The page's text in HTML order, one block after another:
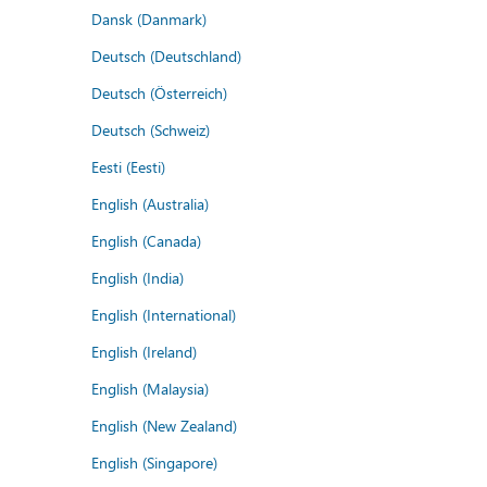
Dansk (Danmark)
Deutsch (Deutschland)
Deutsch (Österreich)
Deutsch (Schweiz)
Eesti (Eesti)
English (Australia)
English (Canada)
English (India)
English (International)
English (Ireland)
English (Malaysia)
English (New Zealand)
English (Singapore)